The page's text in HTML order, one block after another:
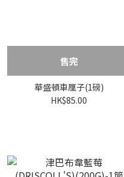
售完
華盛頓車厘子(1磅)
HK$85.00